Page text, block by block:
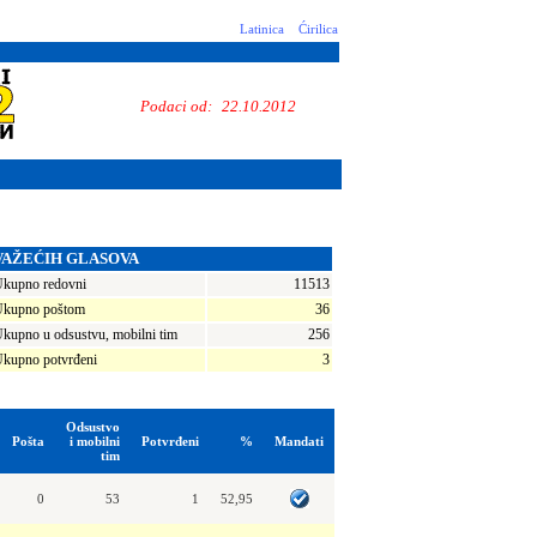
Latinica Ćirilica
Podaci od: 22.10.2012
GLASOVA
redovni
11513
poštom
36
u odsustvu, mobilni tim
256
potvrđeni
3
Pošta
Odsustvo
i mobilni
tim
Potvrđeni % Mandati
0 53 1 52,95